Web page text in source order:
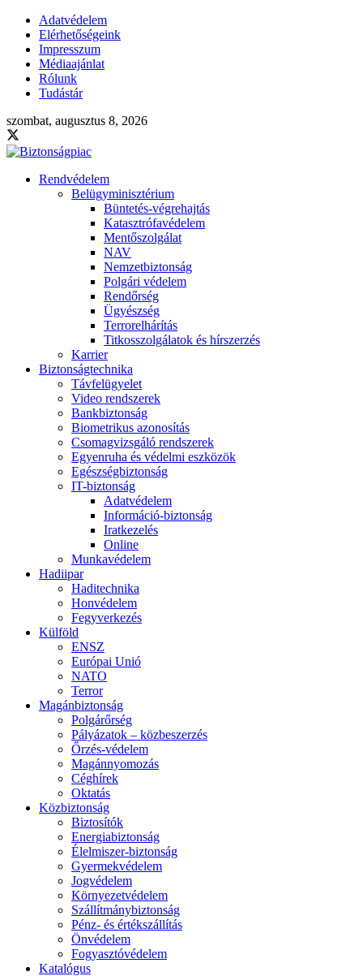
Adatvédelem
Elérhetőségeink
Impresszum
Médiaajánlat
Rólunk
Tudástár
szombat, augusztus 8, 2026
Rendvédelem
Belügyminisztérium
Büntetés-végrehajtás
Katasztrófavédelem
Mentőszolgálat
NAV
Nemzetbiztonság
Polgári védelem
Rendőrség
Ügyészség
Terrorelhárítás
Titkosszolgálatok és hírszerzés
Karrier
Biztonságtechnika
Távfelügyelet
Video rendszerek
Bankbiztonság
Biometrikus azonosítás
Csomagvizsgáló rendszerek
Egyenruha és védelmi eszközök
Egészségbiztonság
IT-biztonság
Adatvédelem
Információ-biztonság
Iratkezelés
Online
Munkavédelem
Hadiipar
Haditechnika
Honvédelem
Fegyverkezés
Külföld
ENSZ
Európai Unió
NATO
Terror
Magánbiztonság
Polgárőrség
Pályázatok – közbeszerzés
Őrzés-védelem
Magánnyomozás
Céghírek
Oktatás
Közbiztonság
Biztosítók
Energiabiztonság
Élelmiszer-biztonság
Gyermekvédelem
Jogvédelem
Környezetvédelem
Szállítmánybiztonság
Pénz- és értékszállítás
Önvédelem
Fogyasztóvédelem
Katalógus